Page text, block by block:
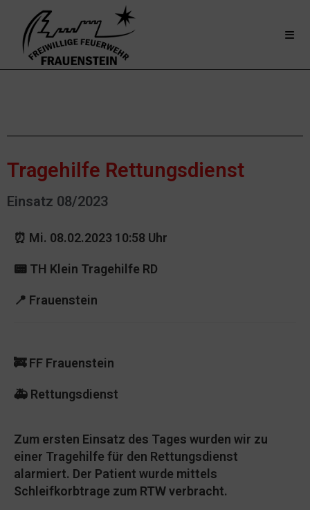
Tragehilfe Rettungsdienst
Einsatz 08/2023
⏰ Mi. 08.02.2023 10:58 Uhr
📟 TH Klein Tragehilfe RD
📍 Frauenstein
🚒 FF Frauenstein
🚑 Rettungsdienst
Zum ersten Einsatz des Tages wurden wir zu
einer Tragehilfe für den Rettungsdienst
alarmiert. Der Patient wurde mittels
Schleifkorbtrage zum RTW verbracht.